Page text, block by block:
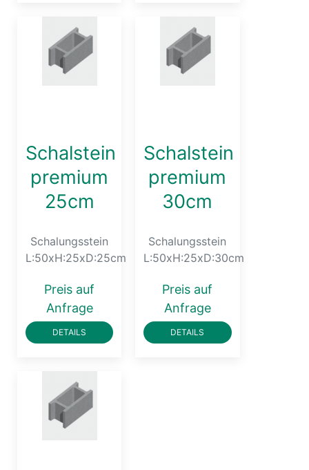
Schalstein
premium
25cm
Schalungsstein
L:50xH:25xD:25cm
Preis auf
Anfrage
DETAILS
Schalstein
premium
30cm
Schalungsstein
L:50xH:25xD:30cm
Preis auf
Anfrage
DETAILS